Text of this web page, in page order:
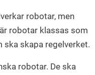
robotar, men
robotar klassas som
ska skapa regelverket.
robotar. De ska